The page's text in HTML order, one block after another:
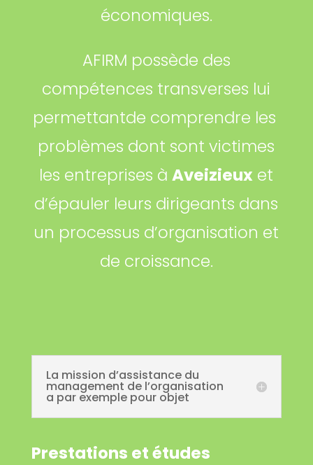
économiques.
AFIRM possède des
compétences transverses lui
permettantde comprendre les
problèmes dont sont victimes
les entreprises àAveizieux et
d’épauler leurs dirigeants dans
un processus d’organisation et
de croissance.
La mission d’assistance du
management de l’organisation
a par exemple pour objet
Prestations et études